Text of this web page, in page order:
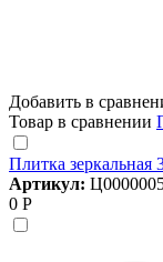
Добавить в
Товар в сравнении
Плитка зеркальная
Артикул:
0 Р